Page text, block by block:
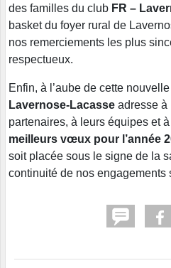
des familles du club FR –
basket du foyer rural de
nos remerciements les plus
respectueux.
Enfin, à l’aube de cette
Lavernose-Lacasse adresse à
partenaires, à leurs équipes et
meilleurs vœux pour l’année
soit placée sous le signe de la
continuité de nos engagements